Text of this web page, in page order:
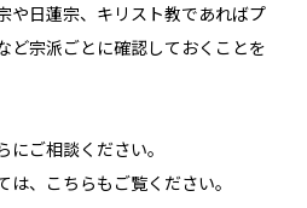
や日蓮宗、キリスト教であればプ
ど宗派ごとに確認しておくことを
にご相談ください。
、こちらもご覧ください。